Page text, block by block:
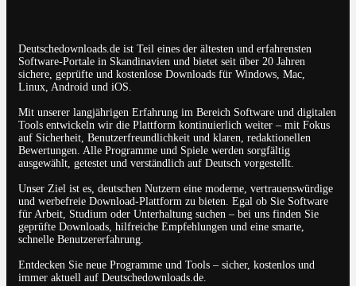
Deutschedownloads.de ist Teil eines der ältesten und erfahrensten
Software-Portale in Skandinavien und bietet seit über 20 Jahren
sichere, geprüfte und kostenlose Downloads für Windows, Mac,
Linux, Android und iOS.
Mit unserer langjährigen Erfahrung im Bereich Software und digitalen
Tools entwickeln wir die Plattform kontinuierlich weiter – mit Fokus
auf Sicherheit, Benutzerfreundlichkeit und klaren, redaktionellen
Bewertungen. Alle Programme und Spiele werden sorgfältig
ausgewählt, getestet und verständlich auf Deutsch vorgestellt.
Unser Ziel ist es, deutschen Nutzern eine moderne, vertrauenswürdige
und werbefreie Download-Plattform zu bieten. Egal ob Sie Software
für Arbeit, Studium oder Unterhaltung suchen – bei uns finden Sie
geprüfte Downloads, hilfreiche Empfehlungen und eine smarte,
schnelle Benutzererfahrung.
Entdecken Sie neue Programme und Tools – sicher, kostenlos und
immer aktuell auf Deutschedownloads.de.